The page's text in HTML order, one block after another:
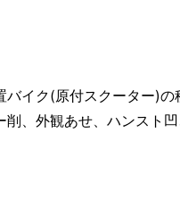
バイク(原付スクーター)
削、外観あせ、ハンスト